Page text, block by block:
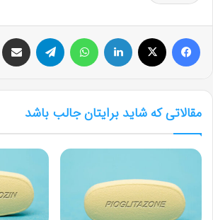
مقالاتی که شاید برایتان جالب باشد